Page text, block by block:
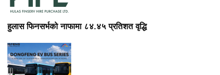
हुलास फिनसर्भको नाफामा ८४.४५ प्रतिशत वृद्धि